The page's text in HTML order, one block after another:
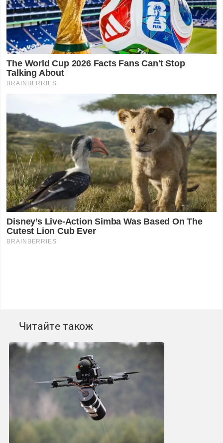
Читайте також